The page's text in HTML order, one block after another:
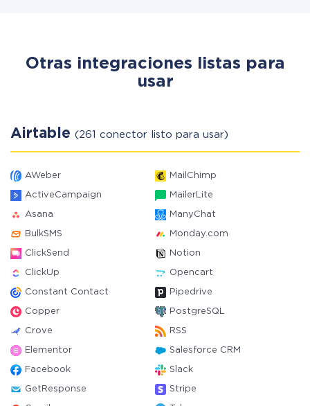
Otras integraciones listas para
usar
Airtable (261 conector listo para usar)
AWeber MailChimp
ActiveCampaign MailerLite
Asana ManyChat
BulkSMS Monday.com
ClickSend Notion
ClickUp Opencart
Constant Contact Pipedrive
Copper PostgreSQL
Crove RSS
Elementor Salesforce CRM
Facebook Slack
GetResponse Stripe